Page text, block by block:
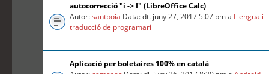
autocorrecció "i -> I" (LibreOffice Calc)
Autor:santboia Data: dt. juny 27, 2017 5:07 pm a Llengua i
traducció de programari
Aplicació per boletaires 100% en català